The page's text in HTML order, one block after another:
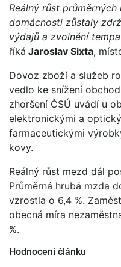
Reálný růst
domácnosti zůstaly
výdajů a zvolnění
říká Jaroslav Sixta,
Dovoz zboží a služeb
vedlo ke snížení
zhoršení ČSÚ uvádí u
elektronickými a
farmaceutickými
kovy.
Reálný růst mezd dál
Průměrná hrubá mzda
vzrostla o 6,4 %.
obecná míra
%.
Hodnocení článku